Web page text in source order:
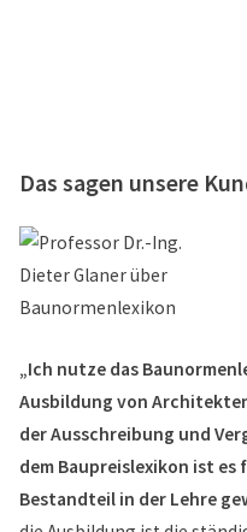
Das sagen unsere
„Ich nutze das
Ausbildung von
der Ausschreibung und
dem Baupreislexikon ist
Bestandteil in der Lehre